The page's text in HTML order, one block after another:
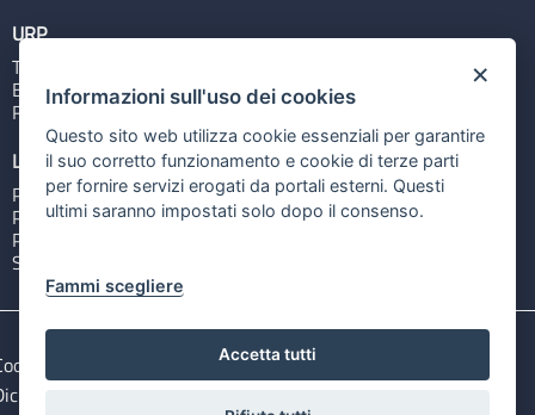
URP
Tel: 800713939
Email:quiregione@regione.puglia.it
Rubrica
Link utili
Portale Istituzionale
PO FESR Puglia 2014-2020
PSR Puglia 2014-2020
Sistema Puglia
e privacy
Note legali
di accessibilità
×
Informazioni sull'uso dei cookies
Questo sito web utilizza cookie essenziali per garantire
il suo corretto funzionamento e cookie di terze parti
per fornire servizi erogati da portali esterni. Questi
ultimi saranno impostati solo dopo il consenso.
Fammi scegliere
Accetta tutti